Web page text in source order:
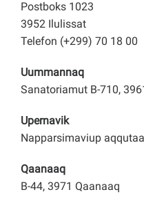
Postboks 1023
3952 Ilulissat
Telefon (+299) 70 18 00
Uummannaq
Sanatoriamut B-710,
Upernavik
Napparsimaviup
Qaanaaq
B-44, 3971 Qaanaaq